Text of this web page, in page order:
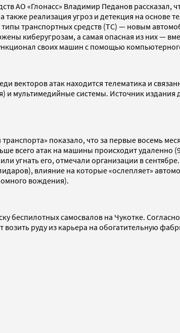
АО «Глонасс» Владимир Педанов
реализация угроз и детекция на основе
транспортных средств (ТС) — новым
киберугрозам, а самая опасная из них —
своих машин с помощью
векторов атак находится телематика и
мультимедийные системы. Источник издания
показало, что за первые восемь
всего атак на машины происходит удаленно
угнать его, отмечали организации в
влияние на которые «ослепляет»
вождения).
беспилотных самосвалов на Чукотке.
руду из карьера на обогатительную